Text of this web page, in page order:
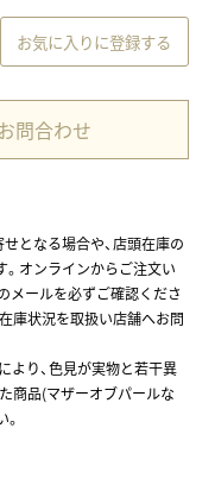
お気に入りに登録する
問合わせ
となる場合や、店頭在庫の
オンラインからご注文い
メールを必ずご確認くださ
庫状況を取扱い店舗へお問
より、色見が実物と若干異
商品(マザーオブパールな